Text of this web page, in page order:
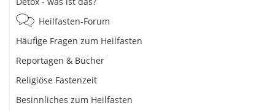
Heilfasten-Forum
Häufige Fragen zum Heilfasten
Reportagen & Bücher
Religiöse Fastenzeit
Besinnliches zum Heilfasten